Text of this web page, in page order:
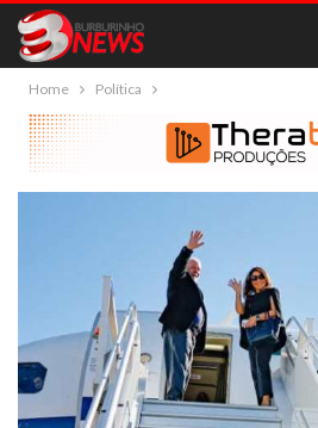
Home Política